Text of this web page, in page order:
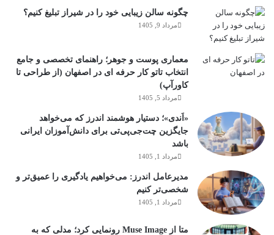
چگونه سالن زیبایی خود را در شیراز تبلیغ کنیم؟
مرداد 9, 1405
معماری پوست و جوهر؛ راهنمای تخصصی و جامع
انتخاب تاتو کار حرفه ای در اصفهان (از طراحی تا
کاورآپ)
مرداد 5, 1405
«اَندی»؛ دستیار هوشمند اندرز که می‌خواهد
جایگزین چت‌جی‌پی‌تی برای دانش‌آموزان ایرانی
باشد
مرداد 1, 1405
مدیرعامل اندرز: می‌خواهیم یادگیری را عمیق‌تر و
شخصی‌تر کنیم
مرداد 1, 1405
متا از Muse Image رونمایی کرد؛ مدلی که به